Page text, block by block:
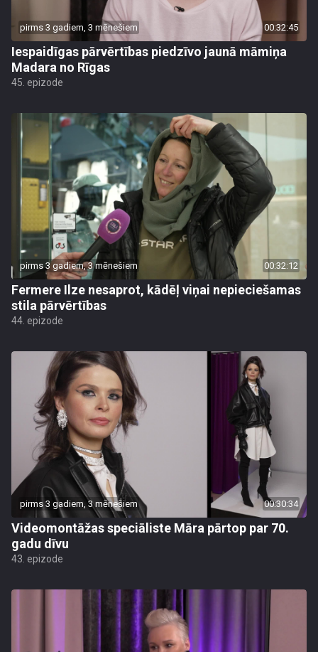
pirms 3 gadiem, 3 mēnešiem 00:32:45
Iespaidīgas pārvērtības piedzīvo jaunā māmiņa
Madara no Rīgas
45. epizode
pirms 3 gadiem, 3 mēnešiem 00:32:12
Fermere Ilze nesaprot, kādēļ viņai nepieciešamas
stila pārvērtības
44. epizode
pirms 3 gadiem, 3 mēnešiem 00:30:34
Videomontāžas speciāliste Māra pārtop par 70.
gadu dīvu
43. epizode